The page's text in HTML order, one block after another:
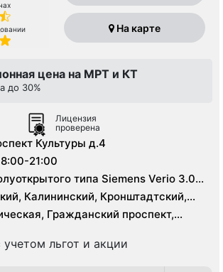
На карте
цена на МРТ и КТ
до 30%
Лицензия
проверена
Культуры д.4
8:00-21:00
типа Siemens Verio 3.0
HDx 1.5 Тесла, КТ Siemens
64 среза
Калининский, Кронштадтский,
область, Приморский
Гражданский проспект,
Проспект Просвещения, Удельная
учетом льгот и акции